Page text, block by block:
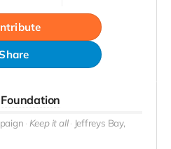
Keep it all
Jeffreys Bay,